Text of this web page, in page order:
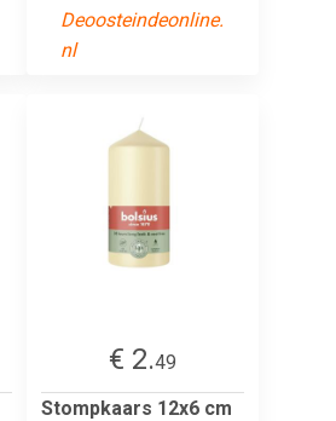
Deoosteindeonline.
nl
€ 2.49
Stompkaars 12x6 cm